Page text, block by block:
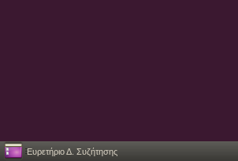
Ευρετήριο Δ. Συζήτησης